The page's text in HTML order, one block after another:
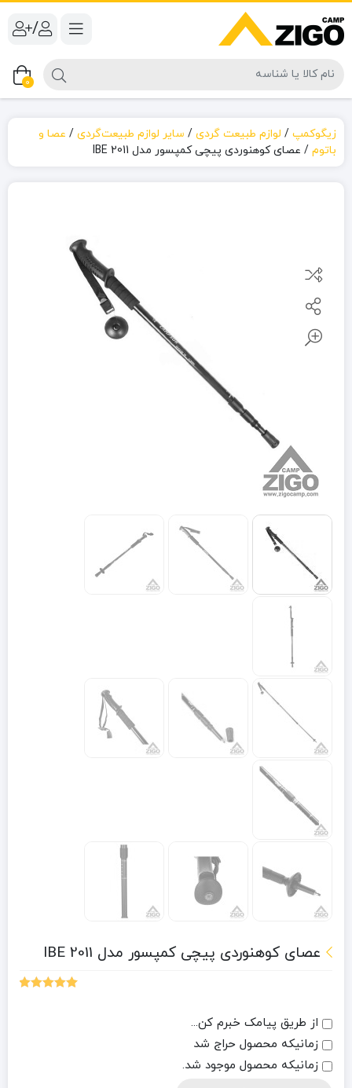
/
0
زیگوکمپ / لوازم طبیعت گردی / سایر لوازم طبیعت‌گردی / عصا و
باتوم / عصای کوهنوردی پیچی کمپسور مدل IBE 2011
عصای کوهنوردی پیچی کمپسور مدل IBE 2011
از طریق پیامک خبرم کن...
زمانیکه محصول حراج شد
زمانیکه محصول موجود شد.